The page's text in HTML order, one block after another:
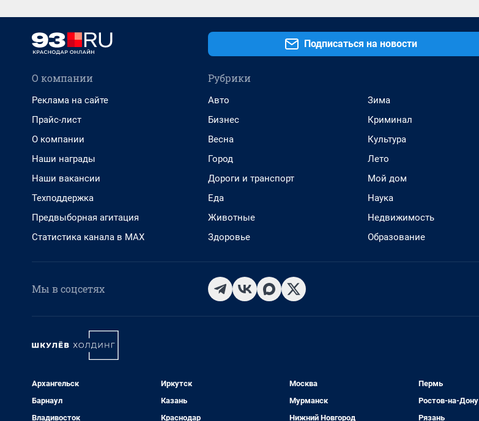
Подписаться на новости
О компании
Реклама на сайте
Прайс-лист
О компании
Наши награды
Наши вакансии
Техподдержка
Предвыборная агитация
Статистика канала в MAX
Рубрики
Авто
Бизнес
Весна
Город
Дороги и транспорт
Еда
Животные
Здоровье
Зима
Криминал
Культура
Лето
Мой дом
Наука
Недвижимость
Образование
Мы в соцсетях
Архангельск
Барнаул
Владивосток
Иркутск
Казань
Краснодар
Москва
Мурманск
Нижний Новгород
Пермь
Ростов-на-Дону
Рязань